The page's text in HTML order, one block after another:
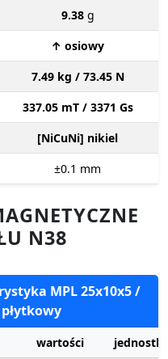
9.38 g
↑ osiowy
7.49 kg / 73.45 N
337.05 mT / 3371 Gs
[NiCuNi] nikiel
±0.1 mm
N38
MPL 25x10x5 /
wartości
jednostki